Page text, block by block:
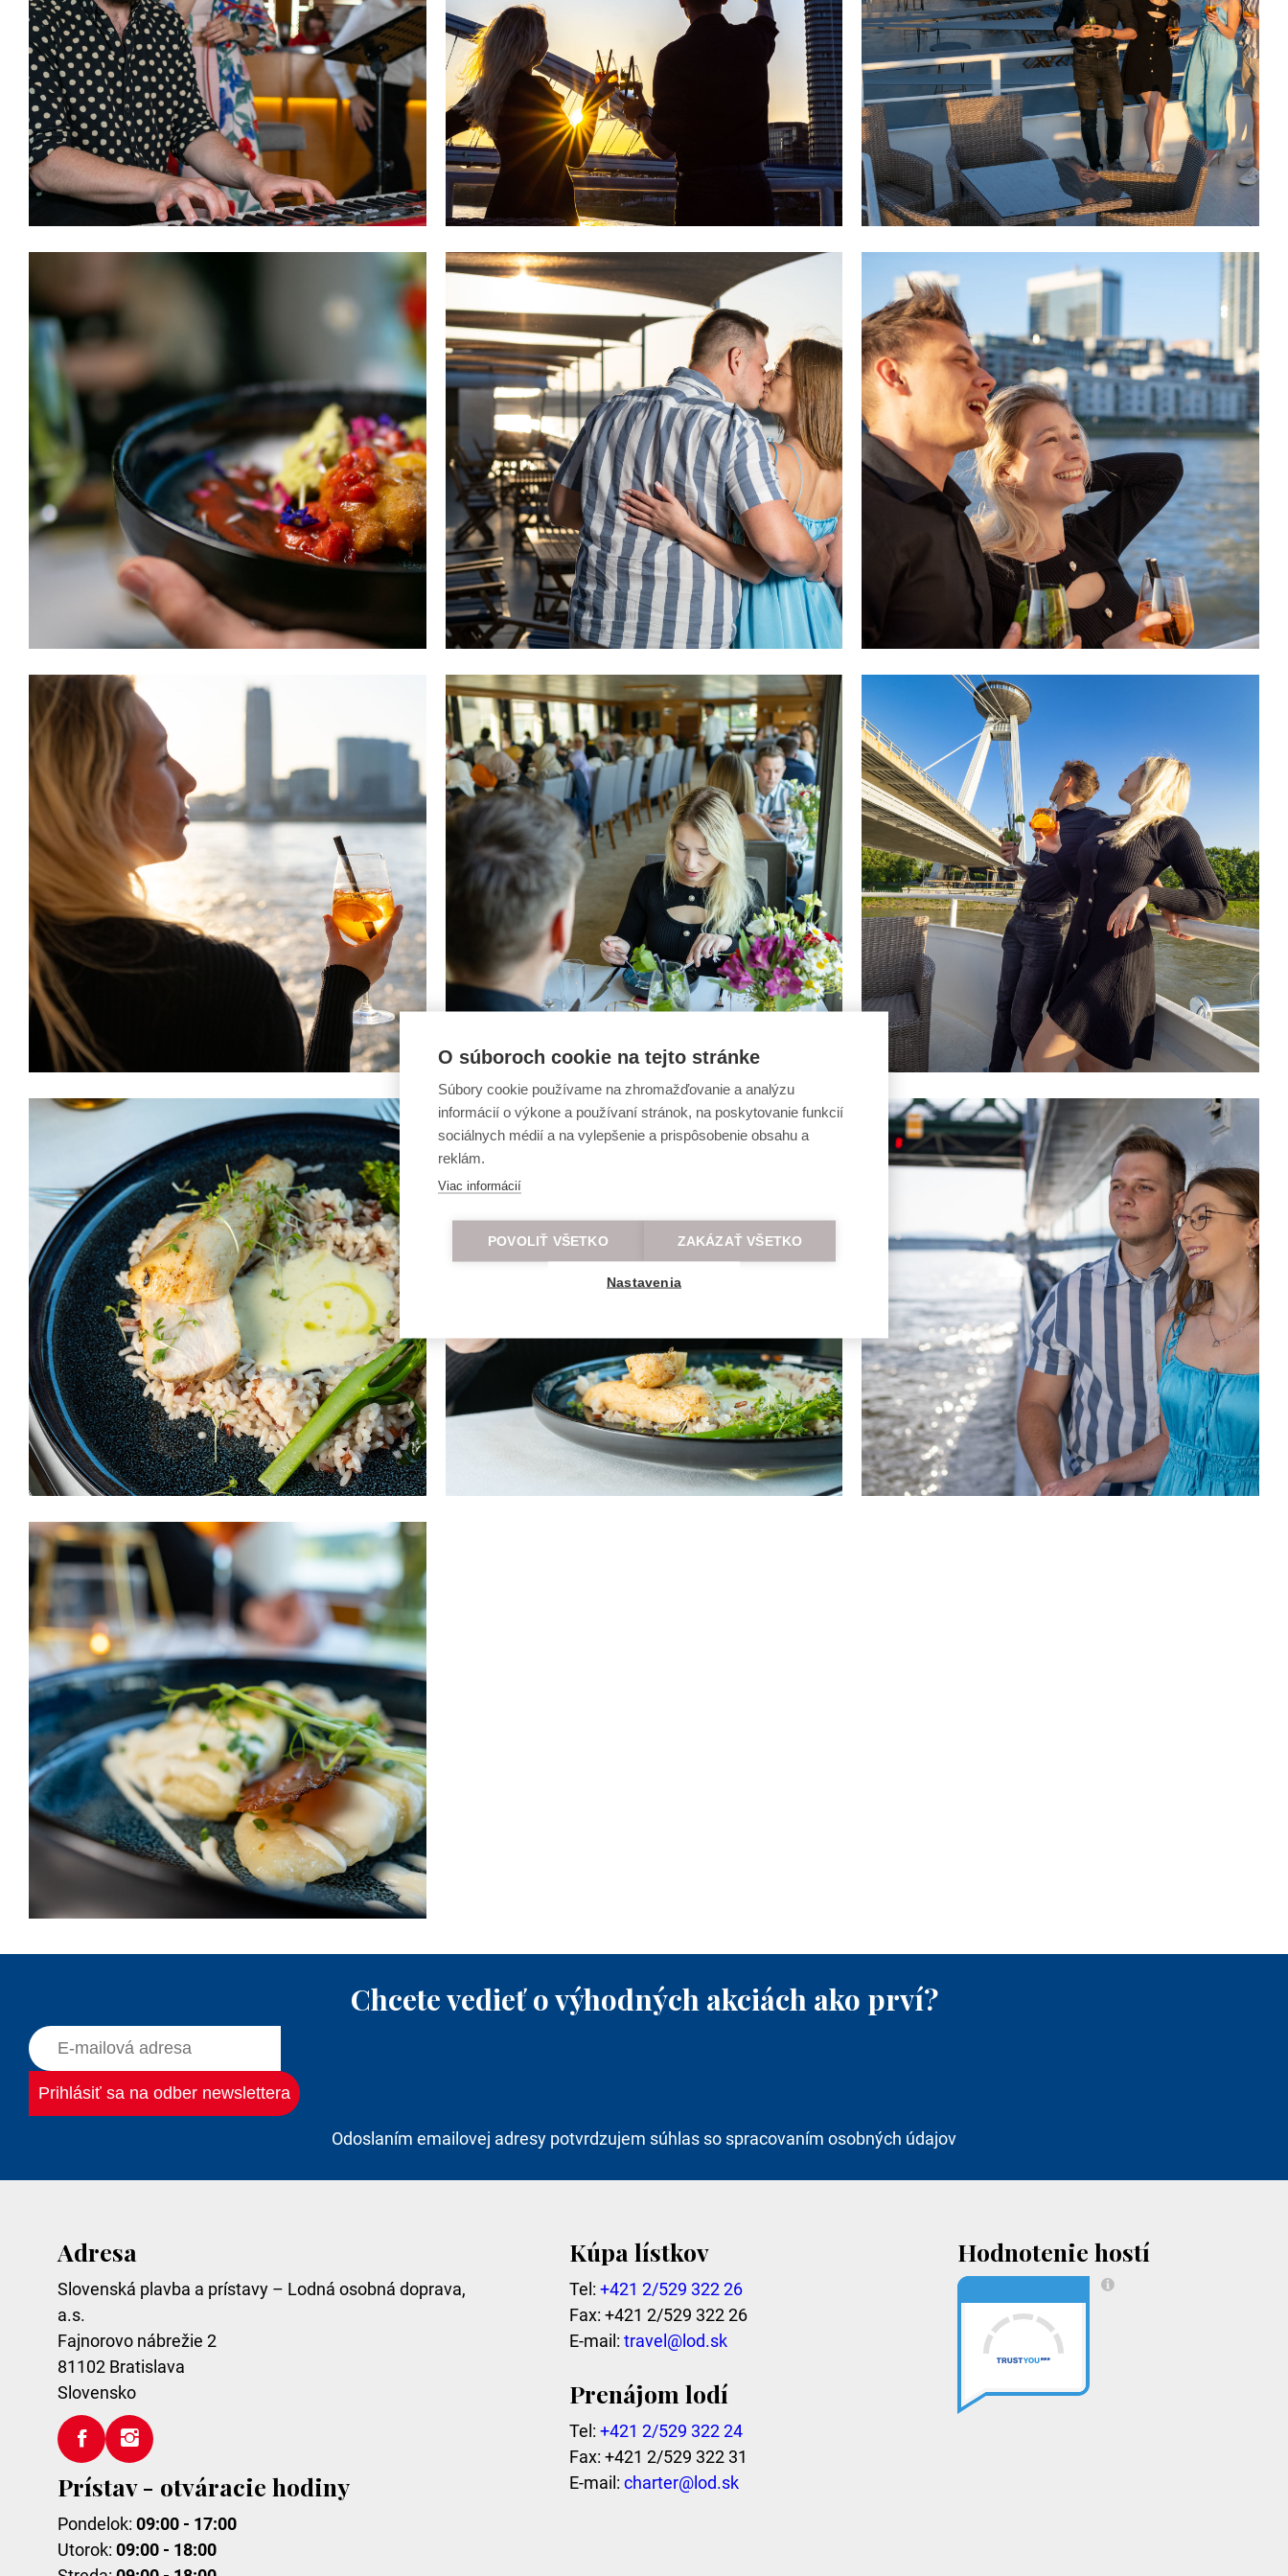
Chcete vedieť o výhodných akciách ako prví?
Odoslaním emailovej adresy potvrdzujem súhlas so spracovaním osobných údajov
Adresa
Slovenská plavba a prístavy – Lodná osobná doprava,
a.s.
Fajnorovo nábrežie 2
81102 Bratislava
Slovensko
Prístav - otváracie hodiny
Pondelok: 09:00 - 17:00
Utorok: 09:00 - 18:00
Kúpa lístkov
Tel: +421 2/529 322 26
Fax: +421 2/529 322 26
E-mail: travel@lod.sk
Prenájom lodí
Tel: +421 2/529 322 24
Fax: +421 2/529 322 31
E-mail: charter@lod.sk
Hodnotenie hostí
O súboroch cookie na tejto stránke
Súbory cookie používame na zhromažďovanie a analýzu
informácií o výkone a používaní stránok, na poskytovanie funkcií
sociálnych médií a na vylepšenie a prispôsobenie obsahu a
reklám.
Viac informácií
POVOLIŤ VŠETKO ZAKÁZAŤ VŠETKO
Nastavenia